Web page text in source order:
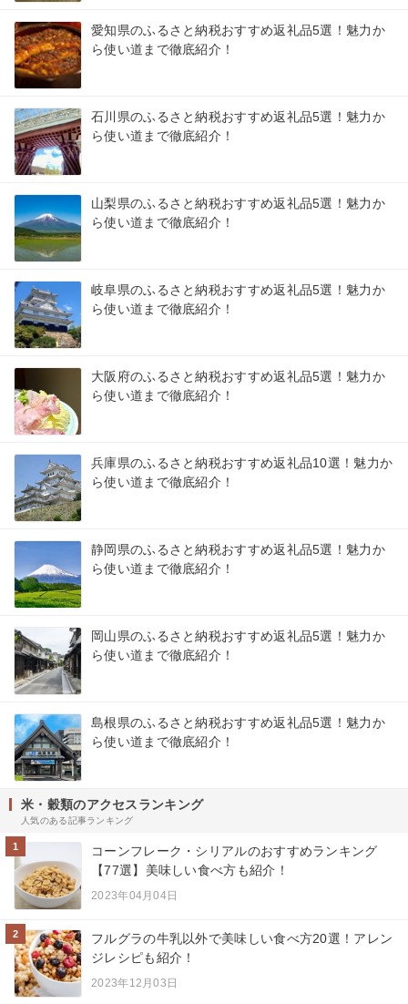
愛知県のふるさと納税おすすめ返礼品5選！魅力か
ら使い道まで徹底紹介！
石川県のふるさと納税おすすめ返礼品5選！魅力か
ら使い道まで徹底紹介！
山梨県のふるさと納税おすすめ返礼品5選！魅力か
ら使い道まで徹底紹介！
岐阜県のふるさと納税おすすめ返礼品5選！魅力か
ら使い道まで徹底紹介！
大阪府のふるさと納税おすすめ返礼品5選！魅力か
ら使い道まで徹底紹介！
兵庫県のふるさと納税おすすめ返礼品10選！魅力か
ら使い道まで徹底紹介！
静岡県のふるさと納税おすすめ返礼品5選！魅力か
ら使い道まで徹底紹介！
岡山県のふるさと納税おすすめ返礼品5選！魅力か
ら使い道まで徹底紹介！
島根県のふるさと納税おすすめ返礼品5選！魅力か
ら使い道まで徹底紹介！
米・穀類のアクセスランキング
人気のある記事ランキング
1
コーンフレーク・シリアルのおすすめランキング
【77選】美味しい食べ方も紹介！
2023年04月04日
2
フルグラの牛乳以外で美味しい食べ方20選！アレン
ジレシピも紹介！
2023年12月03日